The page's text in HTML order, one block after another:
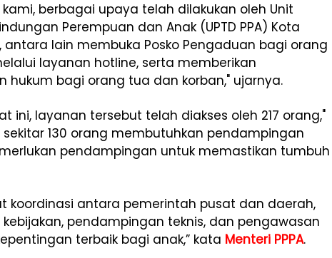
berbagai upaya telah dilakukan oleh Unit
Perempuan dan Anak (UPTD PPA) Kota
lain membuka Posko Pengaduan bagi orang
layanan hotline, serta memberikan
hukum bagi orang tua dan korban," ujarnya.
ini, layanan tersebut telah diakses oleh 217 orang,"
130 orang membutuhkan pendampingan
pendampingan untuk memastikan tumbuh
koordinasi antara pemerintah pusat dan daerah,
pendampingan teknis, dan pengawasan
terbaik bagi anak,” kata Menteri PPPA.